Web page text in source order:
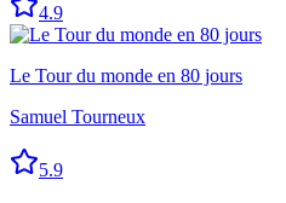
4.9
Le Tour du monde en 80 jours
Samuel Tourneux
5.9